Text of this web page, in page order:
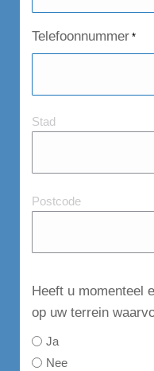
Telefoonnummer *
Stad
Stad
Postcode
Heeft u momenteel
op uw terrein
Ja
Nee